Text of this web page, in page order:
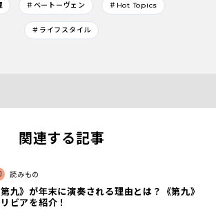
＃ベートーヴェン ＃Hot Topics
＃ライフスタイル
関連する記事
読みもの
第九》が年末に演奏される理由とは？《第九》
ビアを紹介！